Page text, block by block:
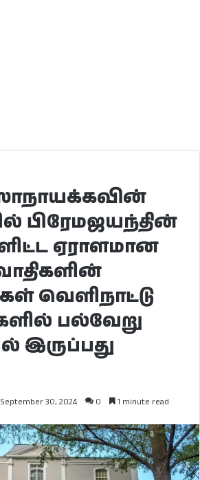
பிரேமஜயந்தின்
ஏராளமான
வெளிநாட்டு
பல்வேறு
இருப்பது
September 30, 2024 0 1 minute read